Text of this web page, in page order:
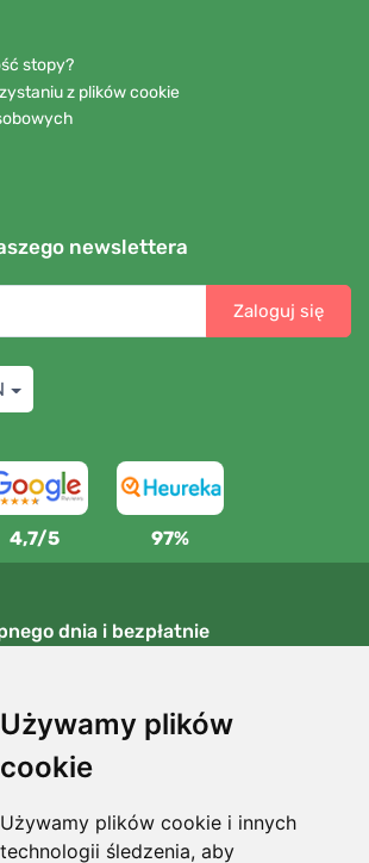
Używamy plików
cookie
Używamy plików cookie i innych
technologii śledzenia, aby
stopy?
z plików cookie
newslettera
Zaloguj się
4,7/5 97%
dnia i bezpłatnie
dla zamówień powyżej 250 PLN
wymiany i zwroty
lub wymienić swoje zamówienie w dowolnym
ciągu 90 dni.
Trees.org
sadzimy drzewo! Czytaj więcej